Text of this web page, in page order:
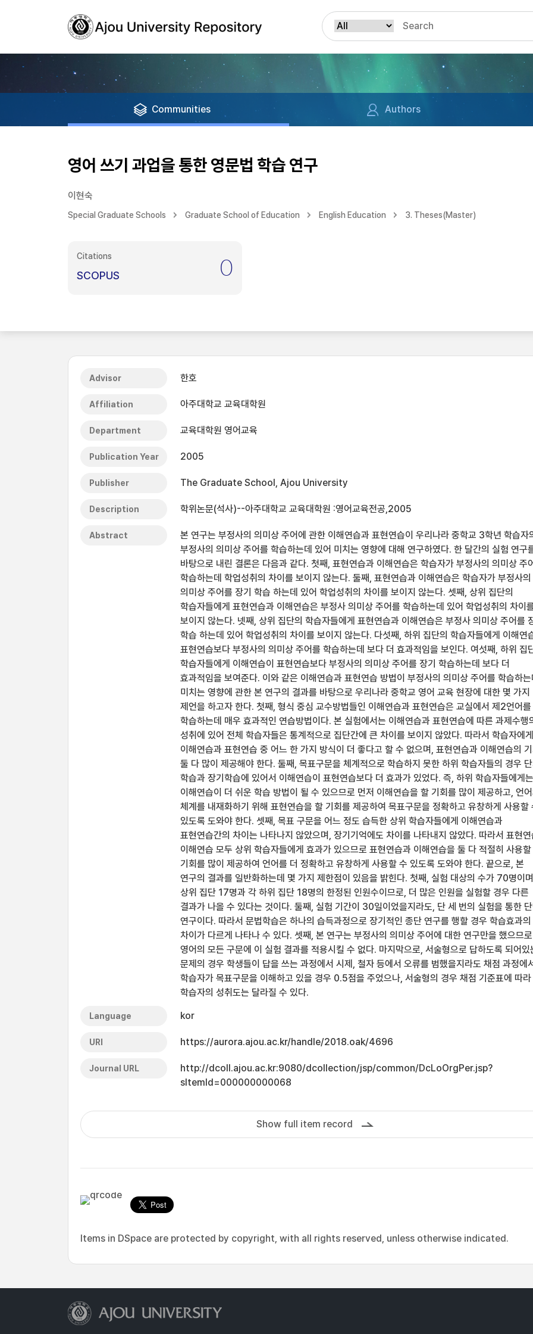
Communities Authors
영어 쓰기 과업을 통한 영문법 학습 연구
이현숙
Special Graduate Schools Graduate School of Education English Education 3. Theses(Master)
Citations
SCOPUS 0
Advisor 한호
Affiliation 아주대학교 교육대학원
Department 교육대학원 영어교육
Publication Year 2005
Publisher The Graduate School, Ajou University
Description 학위논문(석사)--아주대학교 교육대학원 :영어교육전공,2005
Abstract
본 연구는 부정사의 의미상 주어에 관한 이해연습과 표현연습이 우리나라 중학교 3학년 학습자
부정사의 의미상 주어를 학습하는데 있어 미치는 영향에 대해 연구하였다. 한 달간의 실험 연구
바탕으로 내린 결론은 다음과 같다. 첫째, 표현연습과 이해연습은 학습자가 부정사의 의미상 주
학습하는데 학업성취의 차이를 보이지 않는다. 둘째, 표현연습과 이해연습은 학습자가 부정사의
의미상 주어를 장기 학습 하는데 있어 학업성취의 차이를 보이지 않는다. 셋째, 상위 집단의
학습자들에게 표현연습과 이해연습은 부정사 의미상 주어를 학습하는데 있어 학업성취의 차이
보이지 않는다. 넷째, 상위 집단의 학습자들에게 표현연습과 이해연습은 부정사 의미상 주어를
학습 하는데 있어 학업성취의 차이를 보이지 않는다. 다섯째, 하위 집단의 학습자들에게 이해연
표현연습보다 부정사의 의미상 주어를 학습하는데 보다 더 효과적임을 보인다. 여섯째, 하위 집
학습자들에게 이해연습이 표현연습보다 부정사의 의미상 주어를 장기 학습하는데 보다 더
효과적임을 보여준다. 이와 같은 이해연습과 표현연습 방법이 부정사의 의미상 주어를 학습하는
미치는 영향에 관한 본 연구의 결과를 바탕으로 우리나라 중학교 영어 교육 현장에 대한 몇 가지
제언을 하고자 한다. 첫째, 형식 중심 교수방법들인 이해연습과 표현연습은 교실에서 제2언어를
학습하는데 매우 효과적인 연습방법이다. 본 실험에서는 이해연습과 표현연습에 따른 과제수행
성취에 있어 전체 학습자들은 통계적으로 집단간에 큰 차이를 보이지 않았다. 따라서 학습자에게
이해연습과 표현연습 중 어느 한 가지 방식이 더 좋다고 할 수 없으며, 표현연습과 이해연습의
둘 다 많이 제공해야 한다. 둘째, 목표구문을 체계적으로 학습하지 못한 하위 학습자들의 경우 단
학습과 장기학습에 있어서 이해연습이 표현연습보다 더 효과가 있었다. 즉, 하위 학습자들에게는
이해연습이 더 쉬운 학습 방법이 될 수 있으므로 먼저 이해연습을 할 기회를 많이 제공하고, 언어
체계를 내재화하기 위해 표현연습을 할 기회를 제공하여 목표구문을 정확하고 유창하게 사용할
있도록 도와야 한다. 셋째, 목표 구문을 어느 정도 습득한 상위 학습자들에게 이해연습과
표현연습간의 차이는 나타나지 않았으며, 장기기억에도 차이를 나타내지 않았다. 따라서 표현
이해연습 모두 상위 학습자들에게 효과가 있으므로 표현연습과 이해연습을 둘 다 적절히 사용할
기회를 많이 제공하여 언어를 더 정확하고 유창하게 사용할 수 있도록 도와야 한다. 끝으로, 본
연구의 결과를 일반화하는데 몇 가지 제한점이 있음을 밝힌다. 첫째, 실험 대상의 수가 70명이
상위 집단 17명과 각 하위 집단 18명의 한정된 인원수이므로, 더 많은 인원을 실험할 경우 다른
결과가 나올 수 있다는 것이다. 둘째, 실험 기간이 30일이었을지라도, 단 세 번의 실험을 통한
연구이다. 따라서 문법학습은 하나의 습득과정으로 장기적인 종단 연구를 행할 경우 학습효과의
차이가 다르게 나타나 수 있다. 셋째, 본 연구는 부정사의 의미상 주어에 대한 연구만을 했으므로
영어의 모든 구문에 이 실험 결과를 적용시킬 수 없다. 마지막으로, 서술형으로 답하도록 되어있
문제의 경우 학생들이 답을 쓰는 과정에서 시제, 철자 등에서 오류를 범했을지라도 채점 과정에
학습자가 목표구문을 이해하고 있을 경우 0.5점을 주었으나, 서술형의 경우 채점 기준표에 따라
학습자의 성취도는 달라질 수 있다.
Language kor
URI https://aurora.ajou.ac.kr/handle/2018.oak/4696
Journal URL
http://dcoll.ajou.ac.kr:9080/dcollection/jsp/common/DcLoOrgPer.jsp?
sItemId=000000000068
Show full item record
Items in DSpace are protected by copyright, with all rights reserved, unless otherwise indicated.